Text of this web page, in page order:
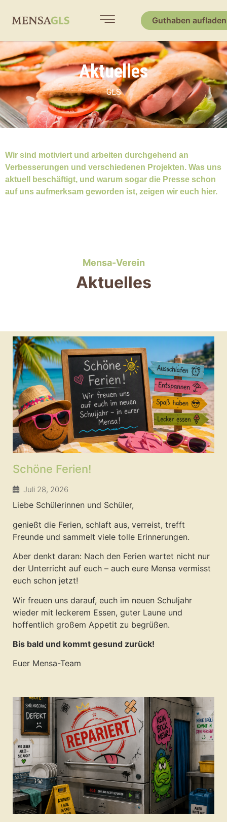
Guthaben aufladen
Aktuelles
GLS
Wir sind motiviert und arbeiten durchgehend an
Verbesserungen und verschiedenen Projekten. Was uns
aktuell beschäftigt, und warum sogar die Presse schon
auf uns aufmerksam geworden ist, zeigen wir euch hier.
Mensa-Verein
Aktuelles
Schöne Ferien!
Juli 28, 2026
Liebe Schülerinnen und Schüler,
genießt die Ferien, schlaft aus, verreist, trefft
Freunde und sammelt viele tolle Erinnerungen.
Aber denkt daran: Nach den Ferien wartet nicht nur
der Unterricht auf euch – auch eure Mensa vermisst
euch schon jetzt!
Wir freuen uns darauf, euch im neuen Schuljahr
wieder mit leckerem Essen, guter Laune und
hoffentlich großem Appetit zu begrüßen.
Bis bald und kommt gesund zurück!
Euer Mensa-Team